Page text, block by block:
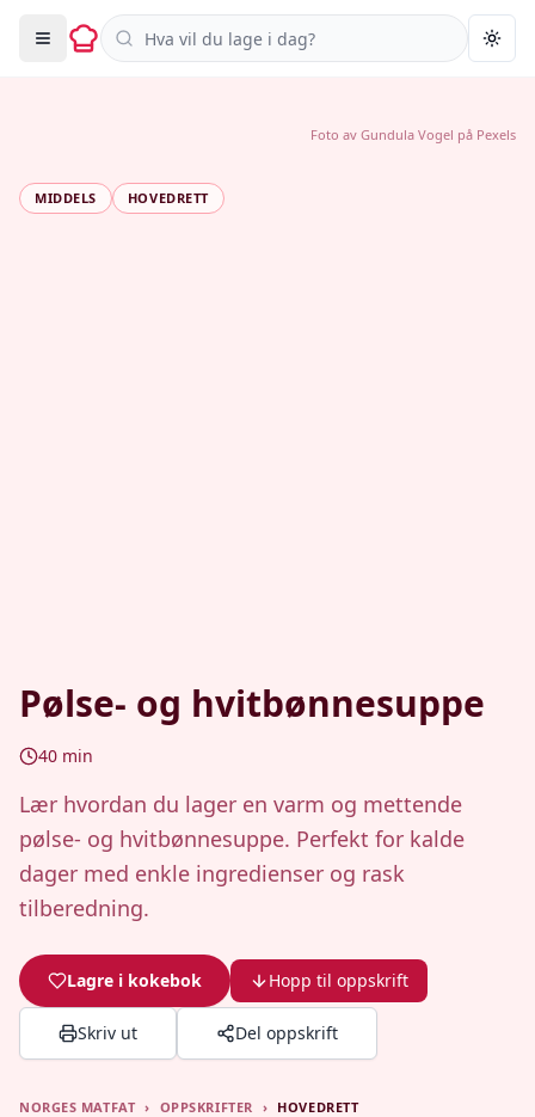
Søk i oppskrifter
MIDDELS HOVEDRETT
Pølse- og hvitbønnesuppe
40 min
Lær hvordan du lager en varm og mettende
pølse- og hvitbønnesuppe. Perfekt for kalde
dager med enkle ingredienser og rask
tilberedning.
Lagre i kokebok Hopp til oppskrift
Skriv ut Del oppskrift
Foto av Gundula Vogel på Pexels
NORGES MATFAT › OPPSKRIFTER › HOVEDRETT